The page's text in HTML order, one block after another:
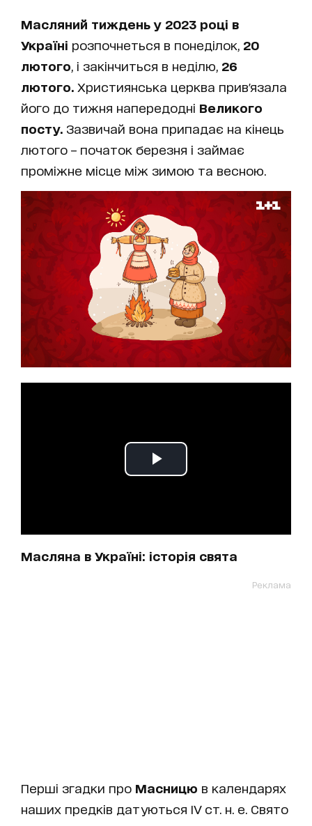
Масляний тиждень у 2023 році в
Україні розпочнеться в понеділок, 20
лютого , і закінчиться в неділю, 26
лютого. Християнська церква прив'язала
його до тижня напередодні Великого
посту. Зазвичай вона припадає на кінець
лютого – початок березня і займає
проміжне місце між зимою та весною.
Масляна в Україні: історія свята
Реклама
Перші згадки про Масницю в календарях
наших предків датуються IV ст. н. е. Свято